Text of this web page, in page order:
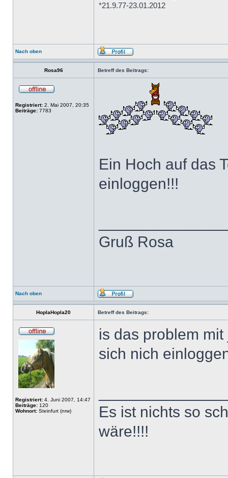
*21.9.77-23.01.2012
Nach oben
Rosa96 Betreff des Beitrags:
Registriert: 2. Mai 2007, 20:35
Beiträge: 7783
Ein Hoch auf das
einloggen!!!
Gruß Rosa
Nach oben
HoplaHopla20 Betreff des Beitrags:
Registriert: 4. Juni 2007, 14:47
Beiträge: 120
Wohnort: Steinfurt (nrw)
is das problem
sich nich
Es ist nichts so
wäre!!!!